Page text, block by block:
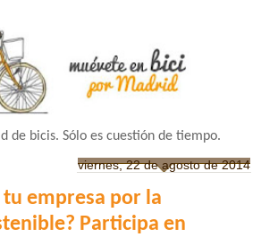
de bicis. Sólo es cuestión de tiempo.
viernes, 22 de agosto de 2014
tu empresa por la
Participa en